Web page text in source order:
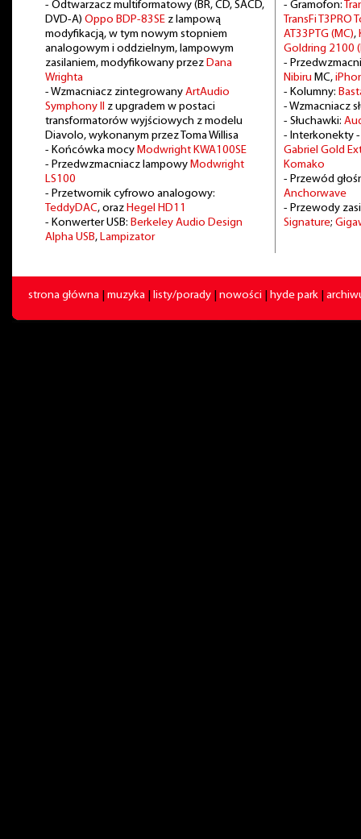
- Odtwarzacz multiformatowy (BR, CD, SACD,
DVD-A) Oppo BDP-83SEz lampową
modyfikacją, w tym nowym stopniem
analogowym i oddzielnym, lampowym
zasilaniem, modyfikowany przez Dana
Wrighta
- Wzmacniacz zintegrowany ArtAudio
Symphony II z upgradem w postaci
transformatorów wyjściowych z modelu
Diavolo, wykonanym przez Toma Willisa
- Końcówka mocy Modwright KWA100SE
- Przedwzmacniacz lampowy Modwright
LS100
- Przetwornik cyfrowo analogowy:
TeddyDAC, oraz Hegel HD11
- Konwerter USB: Berkeley Audio Design
Alpha USB, Lampizator
- Gramofon:
TransFi T3PRO
AT33PTG (MC),
Goldring 2100
-
NibiruMC,
- Kolumny:
- Wzmacniacz
- Słuchawki:
- Interkonekty
Gabriel Gold
Komako
- Przewód
Anchorwave
- Przewody
Signature;
strona główna muzyka listy/porady nowości hyde park